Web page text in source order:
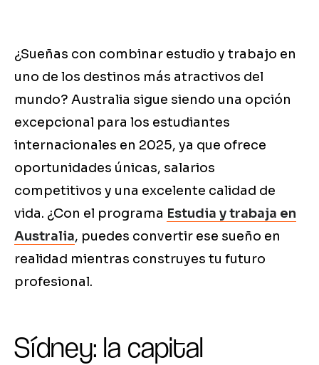
¿Sueñas con combinar estudio y trabajo en
uno de los destinos más atractivos del
mundo? Australia sigue siendo una opción
excepcional para los estudiantes
internacionales en 2025, ya que ofrece
oportunidades únicas, salarios
competitivos y una excelente calidad de
vida. ¿Con el programa Estudia y trabaja en
Australia, puedes convertir ese sueño en
realidad mientras construyes tu futuro
profesional.
Sídney: la capital